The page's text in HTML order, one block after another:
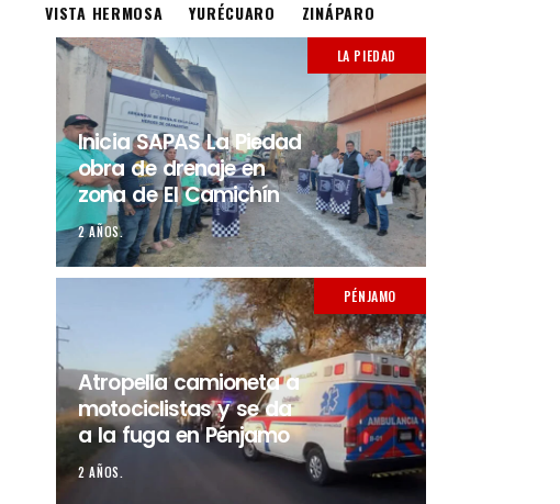
VISTA HERMOSA
YURÉCUARO ZINÁPARO
LA PIEDAD
Inicia SAPAS La Piedad
obra de drenaje en
zona de El Camichín
2 AÑOS.
PÉNJAMO
Atropella camioneta a
motociclistas y se da
a la fuga en Pénjamo
2 AÑOS.